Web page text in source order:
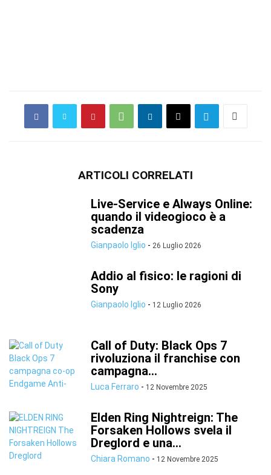
ARTICOLI CORRELATI
Live-Service e Always Online:
quando il videogioco è a
scadenza
Gianpaolo Iglio - 26 Luglio 2026
Addio al fisico: le ragioni di
Sony
Gianpaolo Iglio - 12 Luglio 2026
Call of Duty: Black Ops 7
rivoluziona il franchise con
campagna...
Luca Ferraro - 12 Novembre 2025
Elden Ring Nightreign: The
Forsaken Hollows svela il
Dreglord e una...
Chiara Romano - 12 Novembre 2025